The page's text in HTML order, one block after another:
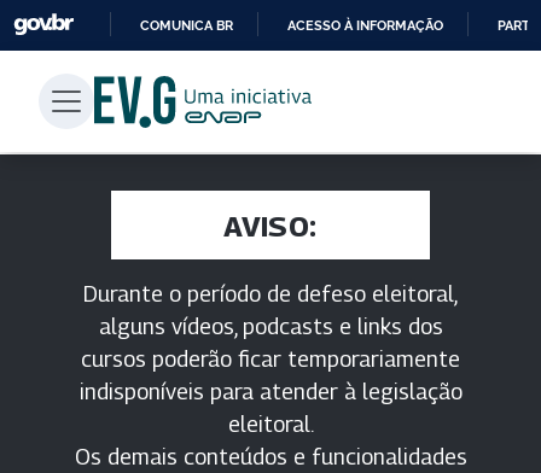
PARA
CONTEÚDO
COMUNICA BR ACESSO À INFORMAÇÃO
AVISO:
Durante o período de defeso eleitoral,
alguns vídeos, podcasts e links dos
cursos poderão ficar temporariamente
indisponíveis para atender à legislação
eleitoral.
Os demais conteúdos e funcionalidades